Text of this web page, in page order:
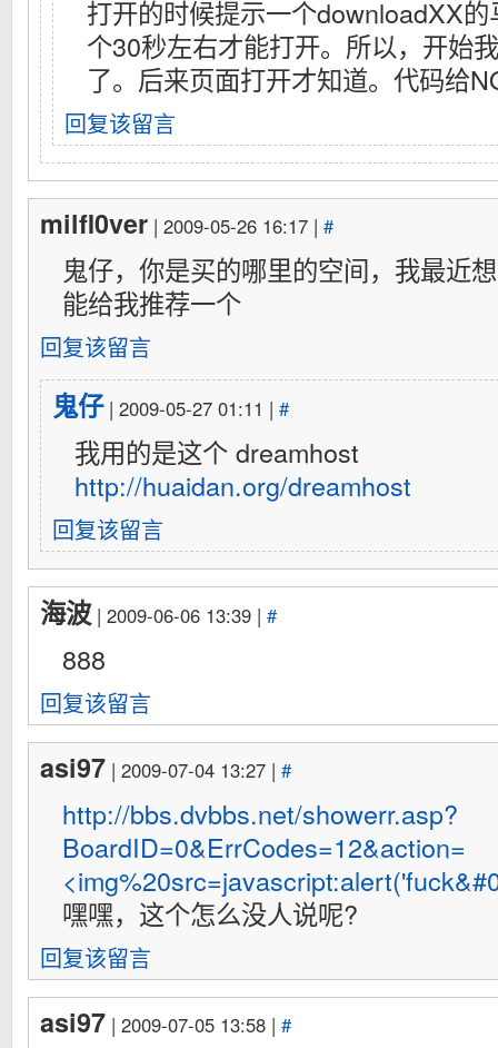
打开的时候提示一个downloadXX
个30秒左右才能打开。所以，开始
了。后来页面打开才知道。代码给
回复该留言
milfl0ver | 2009-05-26 16:17 | #
鬼仔，你是买的哪里的空间，我最近
能给我推荐一个
回复该留言
鬼仔| 2009-05-27 01:11 | #
我用的是这个 dreamhost
http://huaidan.org/dreamhost
回复该留言
海波 | 2009-06-06 13:39 | #
888
回复该留言
asi97 | 2009-07-04 13:27 | #
http://bbs.dvbbs.net/showerr.asp?
BoardID=0&ErrCodes=12&action=
嘿嘿，这个怎么没人说呢?
回复该留言
asi97 | 2009-07-05 13:58 | #